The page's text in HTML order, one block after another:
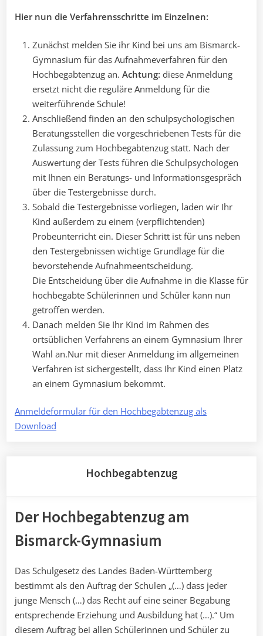
Hier nun die Verfahrensschritte im Einzelnen:
Zunächst melden Sie ihr Kind bei uns am Bismarck-
Gymnasium für das Aufnahmeverfahren für den
Hochbegabtenzug an. Achtung: diese Anmeldung
ersetzt nicht die reguläre Anmeldung für die
weiterführende Schule!
Anschließend finden an den schulpsychologischen
Beratungsstellen die vorgeschriebenen Tests für die
Zulassung zum Hochbegabtenzug statt. Nach der
Auswertung der Tests führen die Schulpsychologen
mit Ihnen ein Beratungs- und Informationsgespräch
über die Testergebnisse durch.
Sobald die Testergebnisse vorliegen, laden wir Ihr
Kind außerdem zu einem (verpflichtenden)
Probeunterricht ein. Dieser Schritt ist für uns neben
den Testergebnissen wichtige Grundlage für die
bevorstehende Aufnahmeentscheidung.
Die Entscheidung über die Aufnahme in die Klasse für
hochbegabte Schülerinnen und Schüler kann nun
getroffen werden.
Danach melden Sie Ihr Kind im Rahmen des
ortsüblichen Verfahrens an einem Gymnasium Ihrer
Wahl an.Nur mit dieser Anmeldung im allgemeinen
Verfahren ist sichergestellt, dass Ihr Kind einen Platz
an einem Gymnasium bekommt.
Anmeldeformular für den Hochbegabtenzug als
Download
Hochbegabtenzug
Der Hochbegabtenzug am
Bismarck-Gymnasium
Das Schulgesetz des Landes Baden-Württemberg
bestimmt als den Auftrag der Schulen „(…) dass jeder
junge Mensch (…) das Recht auf eine seiner Begabung
entsprechende Erziehung und Ausbildung hat (…).“ Um
diesem Auftrag bei allen Schülerinnen und Schüler zu